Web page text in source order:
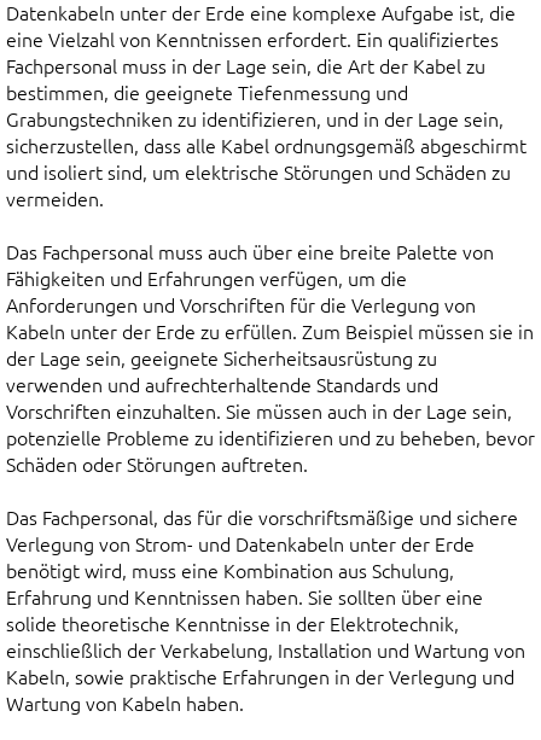
Datenkabeln unter der Erde eine komplexe Aufgabe ist, die
eine Vielzahl von Kenntnissen erfordert. Ein qualifiziertes
Fachpersonal muss in der Lage sein, die Art der Kabel zu
bestimmen, die geeignete Tiefenmessung und
Grabungstechniken zu identifizieren, und in der Lage sein,
sicherzustellen, dass alle Kabel ordnungsgemäß abgeschirmt
und isoliert sind, um elektrische Störungen und Schäden zu
vermeiden.
Das Fachpersonal muss auch über eine breite Palette von
Fähigkeiten und Erfahrungen verfügen, um die
Anforderungen und Vorschriften für die Verlegung von
Kabeln unter der Erde zu erfüllen. Zum Beispiel müssen sie in
der Lage sein, geeignete Sicherheitsausrüstung zu
verwenden und aufrechterhaltende Standards und
Vorschriften einzuhalten. Sie müssen auch in der Lage sein,
potenzielle Probleme zu identifizieren und zu beheben, bevor
Schäden oder Störungen auftreten.
Das Fachpersonal, das für die vorschriftsmäßige und sichere
Verlegung von Strom- und Datenkabeln unter der Erde
benötigt wird, muss eine Kombination aus Schulung,
Erfahrung und Kenntnissen haben. Sie sollten über eine
solide theoretische Kenntnisse in der Elektrotechnik,
einschließlich der Verkabelung, Installation und Wartung von
Kabeln, sowie praktische Erfahrungen in der Verlegung und
Wartung von Kabeln haben.